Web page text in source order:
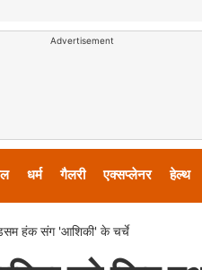
Advertisement
धर्म गैलरी एक्सप्लेनर हेल्थ
हंक संग 'आशिकी' के चर्चे